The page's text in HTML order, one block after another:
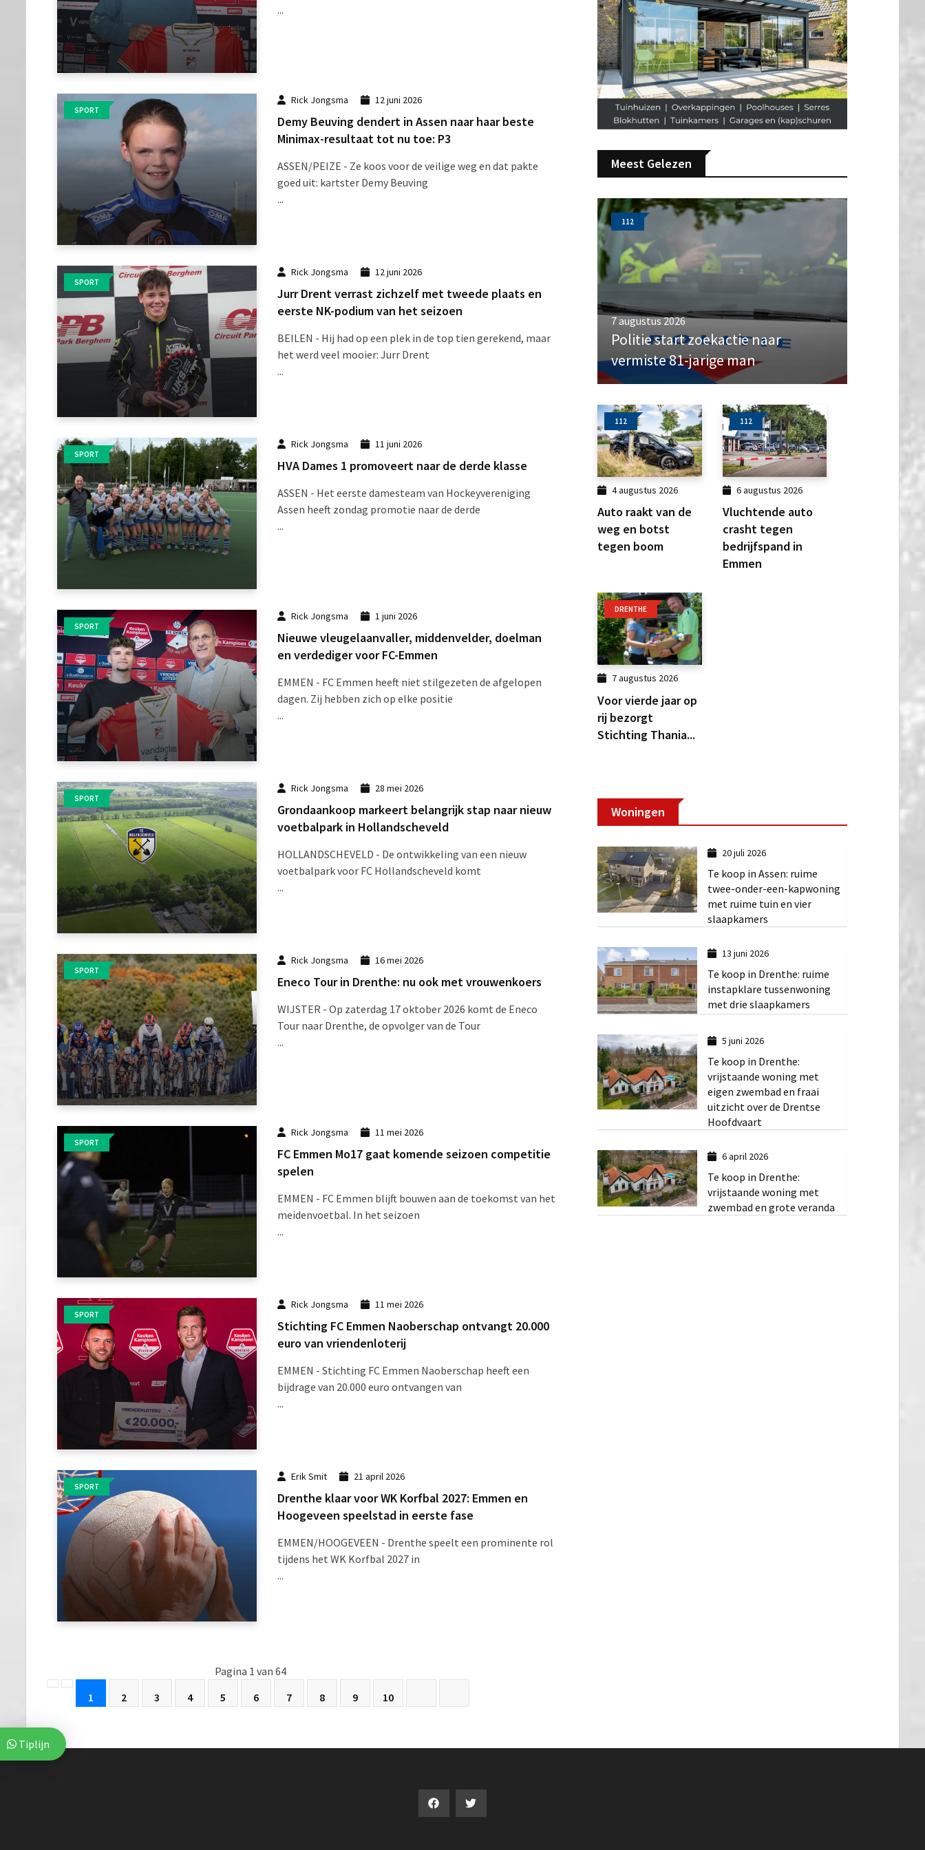
...
SPORT
Rick Jongsma 12 juni 2026
Demy Beuving dendert in Assen naar haar beste
Minimax-resultaat tot nu toe: P3
ASSEN/PEIZE - Ze koos voor de veilige weg en dat pakte
goed uit: kartster Demy Beuving
...
SPORT
Rick Jongsma 12 juni 2026
Jurr Drent verrast zichzelf met tweede plaats en
eerste NK-podium van het seizoen
BEILEN - Hij had op een plek in de top tien gerekend, maar
het werd veel mooier: Jurr Drent
...
SPORT
Rick Jongsma 11 juni 2026
HVA Dames 1 promoveert naar de derde klasse
ASSEN - Het eerste damesteam van Hockeyvereniging
Assen heeft zondag promotie naar de derde
...
SPORT
Rick Jongsma 1 juni 2026
Nieuwe vleugelaanvaller, middenvelder, doelman
en verdediger voor FC-Emmen
EMMEN - FC Emmen heeft niet stilgezeten de afgelopen
dagen. Zij hebben zich op elke positie
...
SPORT
Rick Jongsma 28 mei 2026
Grondaankoop markeert belangrijk stap naar nieuw
voetbalpark in Hollandscheveld
HOLLANDSCHEVELD - De ontwikkeling van een nieuw
voetbalpark voor FC Hollandscheveld komt
...
SPORT
Rick Jongsma 16 mei 2026
Eneco Tour in Drenthe: nu ook met vrouwenkoers
WIJSTER - Op zaterdag 17 oktober 2026 komt de Eneco
Tour naar Drenthe, de opvolger van de Tour
...
SPORT
Rick Jongsma 11 mei 2026
FC Emmen Mo17 gaat komende seizoen competitie
spelen
EMMEN - FC Emmen blijft bouwen aan de toekomst van het
meidenvoetbal. In het seizoen
...
SPORT
Rick Jongsma 11 mei 2026
Stichting FC Emmen Naoberschap ontvangt 20.000
euro van vriendenloterij
EMMEN - Stichting FC Emmen Naoberschap heeft een
bijdrage van 20.000 euro ontvangen van
...
SPORT
Erik Smit 21 april 2026
Drenthe klaar voor WK Korfbal 2027: Emmen en
Hoogeveen speelstad in eerste fase
EMMEN/HOOGEVEEN - Drenthe speelt een prominente rol
tijdens het WK Korfbal 2027 in
...
Pagina 1 van 64
1
2 3 4 5 6 7 8 9 10
Meest Gelezen
112
7 augustus 2026
Politie start zoekactie naar
vermiste 81-jarige man
112
4 augustus 2026
Auto raakt van de
weg en botst
tegen boom
112
6 augustus 2026
Vluchtende auto
crasht tegen
bedrijfspand in
Emmen
DRENTHE
7 augustus 2026
Voor vierde jaar op
rij bezorgt
Stichting Thania...
Woningen
20 juli 2026
Te koop in Assen: ruime
twee-onder-een-kapwoning
met ruime tuin en vier
slaapkamers
13 juni 2026
Te koop in Drenthe: ruime
instapklare tussenwoning
met drie slaapkamers
5 juni 2026
Te koop in Drenthe:
vrijstaande woning met
eigen zwembad en fraai
uitzicht over de Drentse
Hoofdvaart
6 april 2026
Te koop in Drenthe:
vrijstaande woning met
zwembad en grote veranda
Tiplijn